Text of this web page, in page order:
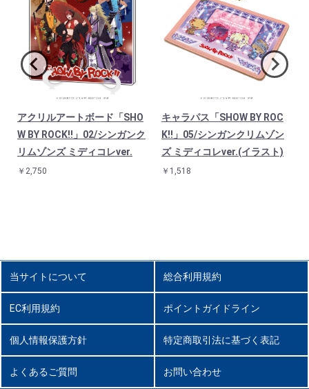
アクリルアートボード「SHO
W BY ROCK!!」02/シンガンク
リムゾンズ ミディコレver.
￥2,750
キャラパス「SHOW BY ROC
K!!」05/シンガンクリムゾン
ズ ミディコレver.(イラスト)
￥1,518
当サイトについて 総合利用規約
EC利用規約 ポイントガイドライン
個人情報保護方針 特定商取引法に基づく表記
よくあるご質問 お問い合わせ